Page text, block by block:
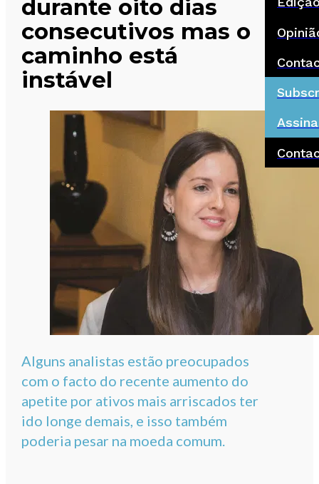
durante oito dias
consecutivos mas o
caminho está
instável
Alguns analistas estão preocupados
com o facto do recente aumento do
apetite por ativos mais arriscados ter
ido longe demais, e isso também
poderia pesar na moeda comum.